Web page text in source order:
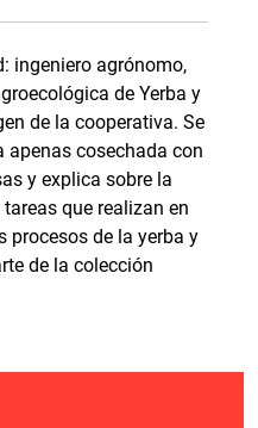
ingeniero agrónomo,
de Yerba y
de la cooperativa. Se
apenas cosechada con
y explica sobre la
que realizan en
procesos de la yerba y
de la colección